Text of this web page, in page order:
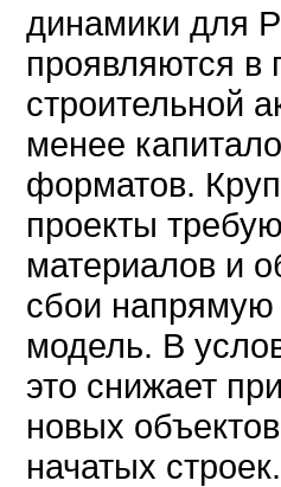
динамики для
проявляются в
строительной
менее
форматов.
проекты
материалов и
сбои
модель. В
это снижает
новых
начатых строек.